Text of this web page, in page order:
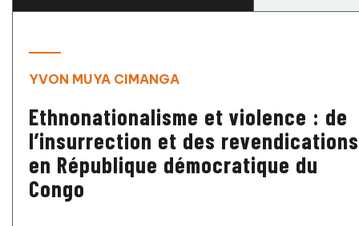
YVON MUYA CIMANGA
Ethnonationalisme et violence : de
l’insurrection et des revendications
en République démocratique du
Congo